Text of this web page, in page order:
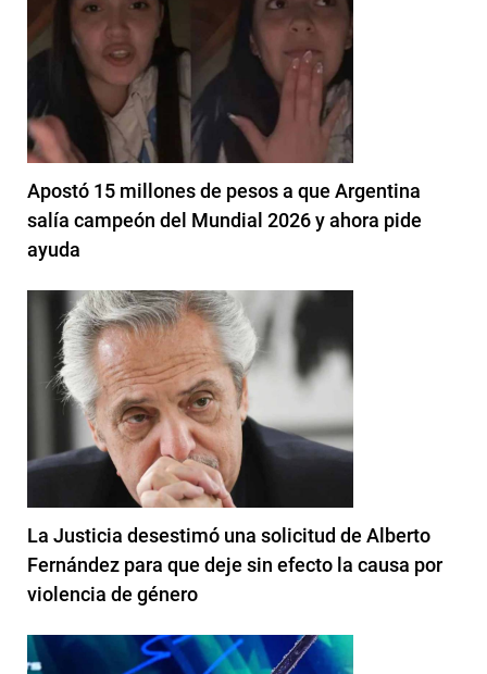
Apostó 15 millones de pesos a que Argentina
salía campeón del Mundial 2026 y ahora pide
ayuda
La Justicia desestimó una solicitud de Alberto
Fernández para que deje sin efecto la causa por
violencia de género